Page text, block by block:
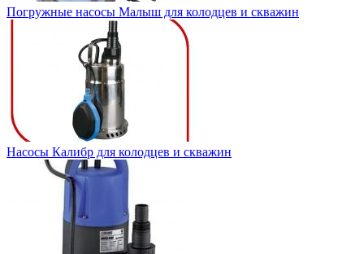
Погружные насосы Малыш для колодцев и скважин
Насосы Калибр для колодцев и скважин